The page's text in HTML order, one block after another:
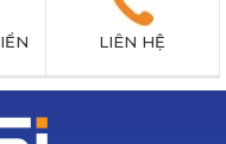
LIÊN HỆ